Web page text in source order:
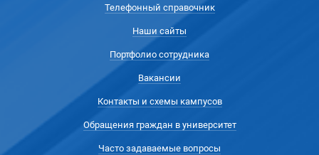
Телефонный справочник
Наши сайты
Портфолио сотрудника
Вакансии
Контакты и схемы кампусов
Обращения граждан в университет
Часто задаваемые вопросы